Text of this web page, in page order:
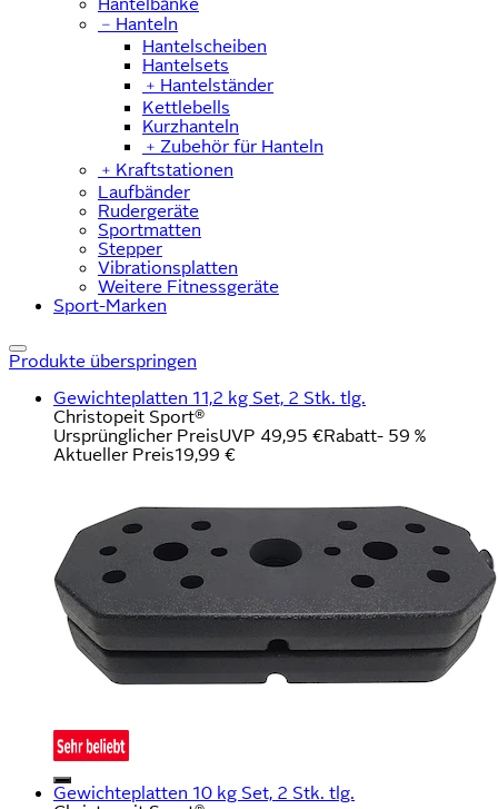
﹣ Hanteln
Hantelscheiben
Hantelsets
﹢ Hantelständer
Kettlebells
Kurzhanteln
﹢ Zubehör für Hanteln
﹢ Kraftstationen
Laufbänder
Rudergeräte
Sportmatten
Stepper
Vibrationsplatten
Weitere Fitnessgeräte
Sport-Marken
Produkte überspringen
Gewichteplatten 11,2 kg Set, 2 Stk. tlg.
Christopeit Sport®
Ursprünglicher PreisUVP 49,95 €Rabatt- 59 %
Aktueller Preis19,99 €
Gewichteplatten 10 kg Set, 2 Stk. tlg.